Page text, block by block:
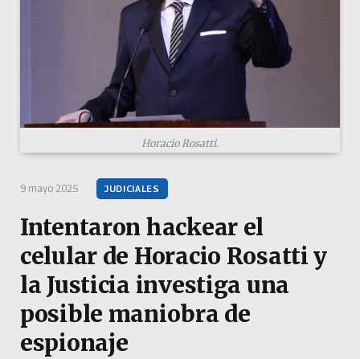
9 mayo 2025 JUDICIALES
Intentaron hackear el
celular de Horacio Rosatti y
la Justicia investiga una
posible maniobra de
espionaje
Horacio Rosatti.